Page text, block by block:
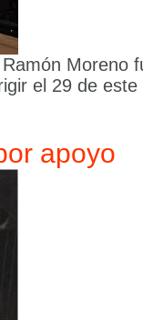
Moreno
el 29 de
apoyo